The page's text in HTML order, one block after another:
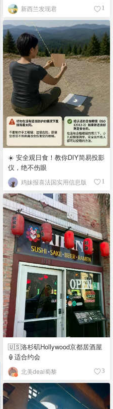
新西兰发现君 1
☀️ 安全观日食！教你DIY简易投影
仪，绝不伤眼
鸡妹报喜法国实用信息版 1
🇺🇸洛杉矶Hollywood京都居酒屋
🏮适合约会
北美deal蜀黎 3